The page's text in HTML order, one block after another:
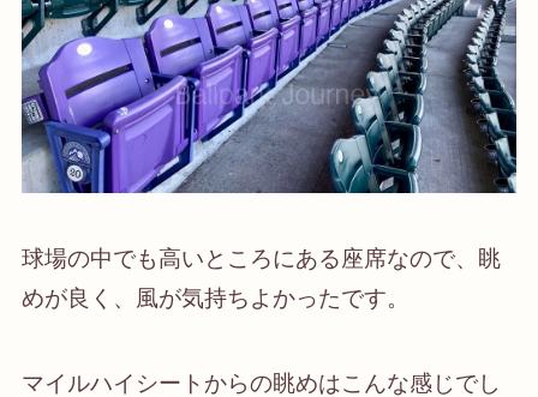
球場の中でも高いところにある座席なので、眺
めが良く、風が気持ちよかったです。
マイルハイシートからの眺めはこんな感じでし